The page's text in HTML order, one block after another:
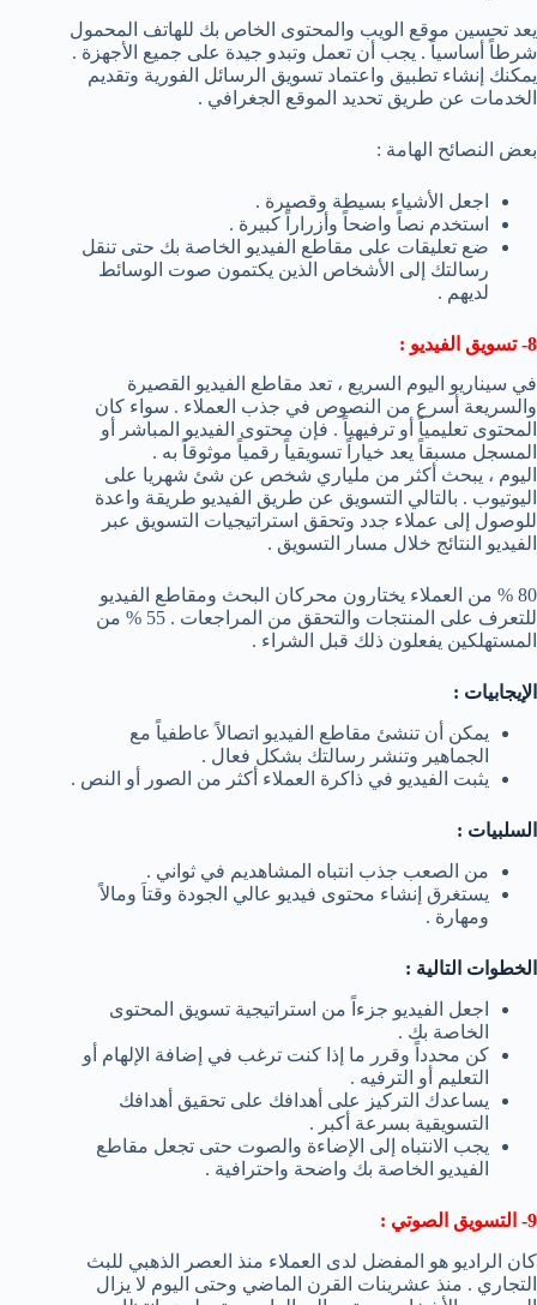
يعد تحسين موقع الويب والمحتوى الخاص بك للهاتف المحمول
شرطاً أساسياً . يجب أن تعمل وتبدو جيدة على جميع الأجهزة .
يمكنك إنشاء تطبيق واعتماد تسويق الرسائل الفورية وتقديم
الخدمات عن طريق تحديد الموقع الجغرافي .
بعض النصائح الهامة :
اجعل الأشياء بسيطة وقصيرة .
استخدم نصاً واضحاً وأزراراً كبيرة .
ضع تعليقات على مقاطع الفيديو الخاصة بك حتى تنقل
رسالتك إلى الأشخاص الذين يكتمون صوت الوسائط
لديهم .
8- تسويق الفيديو :
في سيناريو اليوم السريع ، تعد مقاطع الفيديو القصيرة
والسريعة أسرع من النصوص في جذب العملاء . سواء كان
المحتوى تعليمياً أو ترفيهياً . فإن محتوى الفيديو المباشر أو
المسجل مسبقاً يعد خياراً تسويقياً رقمياً موثوقاً به .
اليوم ، يبحث أكثر من ملياري شخص عن شئ شهريا على
اليوتيوب . بالتالي التسويق عن طريق الفيديو طريقة واعدة
للوصول إلى عملاء جدد وتحقق استراتيجيات التسويق عبر
الفيديو النتائج خلال مسار التسويق .
80 % من العملاء يختارون محركان البحث ومقاطع الفيديو
للتعرف على المنتجات والتحقق من المراجعات . 55 % من
المستهلكين يفعلون ذلك قبل الشراء .
الإيجابيات :
يمكن أن تنشئ مقاطع الفيديو اتصالاً عاطفياً مع
الجماهير وتنشر رسالتك بشكل فعال .
يثبت الفيديو في ذاكرة العملاء أكثر من الصور أو النص .
السلبيات :
من الصعب جذب انتباه المشاهديم في ثواني .
يستغرق إنشاء محتوى فيديو عالي الجودة وقتاَ ومالاً
ومهارة .
الخطوات التالية :
اجعل الفيديو جزءاً من استراتيجية تسويق المحتوى
الخاصة بك .
كن محدداً وقرر ما إذا كنت ترغب في إضافة الإلهام أو
التعليم أو الترفيه .
يساعدك التركيز على أهدافك على تحقيق أهدافك
التسويقية بسرعة أكبر .
يجب الانتباه إلى الإضاءة والصوت حتى تجعل مقاطع
الفيديو الخاصة بك واضحة واحترافية .
9- التسويق الصوتي :
كان الراديو هو المفضل لدى العملاء منذ العصر الذهبي للبث
التجاري . منذ عشرينات القرن الماضي وحتى اليوم لا يزال